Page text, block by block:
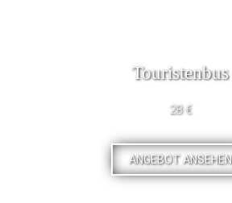
Touristenbus
28 €
ANGEBOT ANSEHEN